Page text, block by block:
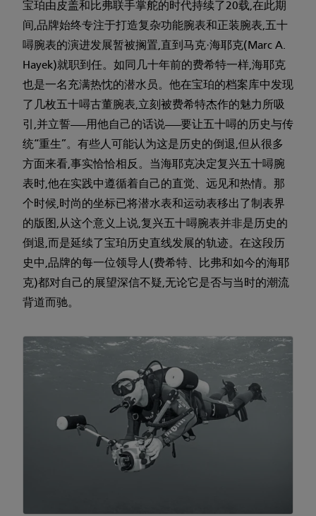
宝珀由皮盖和比弗联手掌舵的时代持续了20载,在此期
间,品牌始终专注于打造复杂功能腕表和正装腕表,五十
噚腕表的演进发展暂被搁置,直到马克·海耶克(Marc A.
Hayek)就职到任。如同几十年前的费希特一样,海耶克
也是一名充满热忱的潜水员。他在宝珀的档案库中发现
了几枚五十噚古董腕表,立刻被费希特杰作的魅力所吸
引,并立誓——用他自己的话说——要让五十噚的历史与传
统“重生”。有些人可能认为这是历史的倒退,但从很多
方面来看,事实恰恰相反。当海耶克决定复兴五十噚腕
表时,他在实践中遵循着自己的直觉、远见和热情。那
个时候,时尚的坐标已将潜水表和运动表移出了制表界
的版图,从这个意义上说,复兴五十噚腕表并非是历史的
倒退,而是延续了宝珀历史直线发展的轨迹。在这段历
史中,品牌的每一位领导人(费希特、比弗和如今的海耶
克)都对自己的展望深信不疑,无论它是否与当时的潮流
背道而驰。